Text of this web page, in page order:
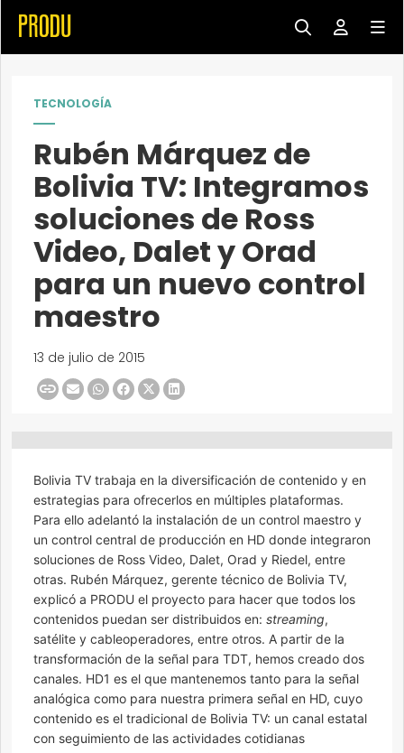
TECNOLOGÍA
Rubén Márquez de
Bolivia TV: Integramos
soluciones de Ross
Video, Dalet y Orad
para un nuevo control
maestro
13 de julio de 2015
Bolivia TV trabaja en la diversificación de contenido y en
estrategias para ofrecerlos en múltiples plataformas.
Para ello adelantó la instalación de un control maestro y
un control central de producción en HD donde integraron
soluciones de Ross Video, Dalet, Orad y Riedel, entre
otras. Rubén Márquez, gerente técnico de Bolivia TV,
explicó a PRODU el proyecto para hacer que todos los
contenidos puedan ser distribuidos en: streaming,
satélite y cableoperadores, entre otros. A partir de la
transformación de la señal para TDT, hemos creado dos
canales. HD1 es el que mantenemos tanto para la señal
analógica como para nuestra primera señal en HD, cuyo
contenido es el tradicional de Bolivia TV: un canal estatal
con seguimiento de las actividades cotidianas